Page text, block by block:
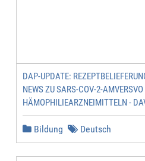
DAP-UPDATE:
NEWS ZU SARS-COV-2-AMVERSVO
HÄMOPHILIEARZNEIMITTELN -
Bildung Deutsch